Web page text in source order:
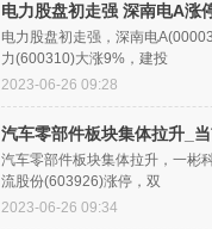
电力股盘初走强 深南电A涨
涨9%
电力股盘初走强，深南电
力(600310)大涨9%，建投
2023-06-26 09:28
汽车零部件板块集体拉升_
汽车零部件板块集体拉升，一彬
流股份(603926)涨停，双
2023-06-26 09:34